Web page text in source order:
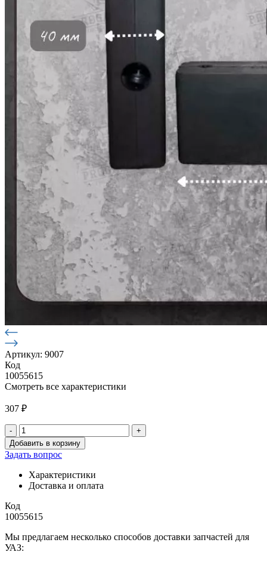
Артикул: 9007
Код
10055615
Смотреть все характеристики
307 ₽
- +
Количество
товара
Отбойник
фургона
Газель
(180х130х40х70)черн
Добавить в корзину
Задать вопрос
Характеристики
Доставка и оплата
Код
10055615
Мы предлагаем несколько способов доставки запчастей для
УАЗ: